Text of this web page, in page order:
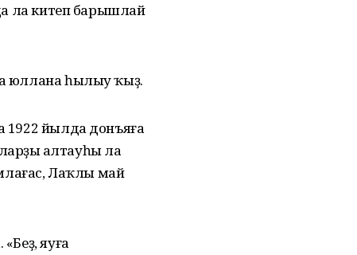
ла китеп барышлай
юллана һылыу ҡыҙ.
1922 йылда донъяға
алтауһы ла
Лаҡлы май
яуға